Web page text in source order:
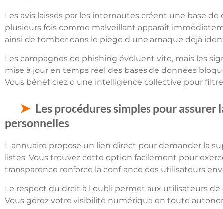
Les avis laissés par les internautes créent une base
plusieurs fois comme malveillant apparaît
ainsi de tomber dans le piège d une arnaque déjà
Les campagnes de phishing évoluent vite, mais les
mise à jour en temps réel des bases de données
Vous bénéficiez d une intelligence collective pour
Les procédures simples pour assurer
personnelles
L annuaire propose un lien direct pour demander la
listes. Vous trouvez cette option facilement pour
transparence renforce la confiance des utilisateurs
Le respect du droit à l oubli permet aux utilisateurs
Vous gérez votre visibilité numérique en toute